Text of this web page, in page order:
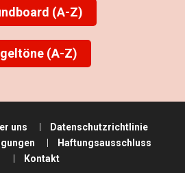
(A-Z)
(A-Z)
uns
Datenschutzrichtlinie
Haftungsausschluss
Kontakt